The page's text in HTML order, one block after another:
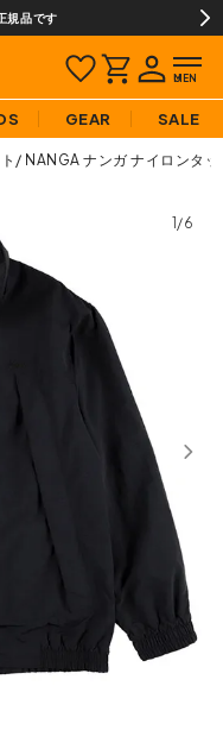
規品です
GEAR SALE
NANGA ナンガ ナイロンタ
1/6